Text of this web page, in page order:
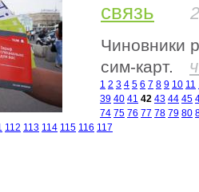
связь
Чиновники
сим-карт.
1 2 3 4 5 6 7 8 9 10 11
39 40 41 42 43 44 45
74 75 76 77 78 79 80
112 113 114 115 116 117